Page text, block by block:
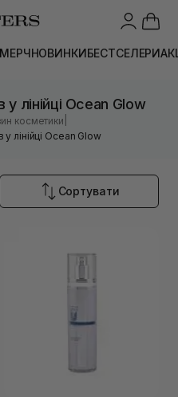
МЕРЧНОВИНКИБЕСТСЕЛЕРИ
у лінійці Ocean Glow
косметики
у лінійці Ocean Glow
Сортувати